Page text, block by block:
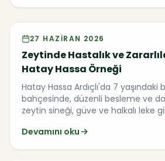
Video
27 HAZIRAN 2026
Zeytinde Hastalık ve
Hatay Hassa Örneği
Hatay Hassa Ardıçlı'da 7 yaşındaki
bahçesinde, düzenli besleme ve
zeytin sineği, güve ve halkalı leke
Devamını oku